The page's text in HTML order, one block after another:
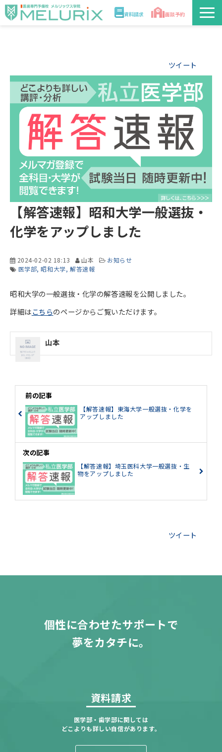
資料請求 面談予約
入学案内
合格実績・合格体験記
医学部解答速報2026
ツイート
【解答速報】昭和大学一般選抜・
化学をアップしました
2024-02-02 18:13 山本
お知らせ
医学部 昭和大学 解答速報
昭和大学の一般選抜・化学の解答速報を公開しました。
詳細はこちらのページからご覧いただけます。
山本
前の記事
【解答速報】東海大学一般選抜・化学を
アップしました
次の記事
【解答速報】埼玉医科大学一般選抜・生
物をアップしました
ツイート
個性に合わせたサポートで
夢をカタチに。
資料請求
医学部・歯学部に関しては
どこよりも詳しい自信があります。